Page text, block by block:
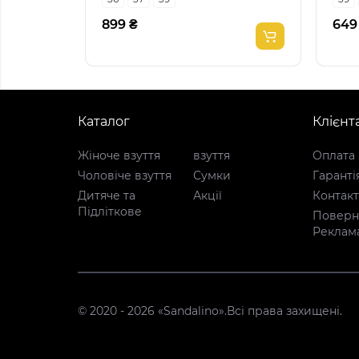
899 ₴
Каталог
Жіноче взуття
Чоловіче взуття
Дитяче та
Підліткове
взуття
Сумки
Акції
Оплата
© 2020 - 2026 «Sandalino».Всі права захищені.